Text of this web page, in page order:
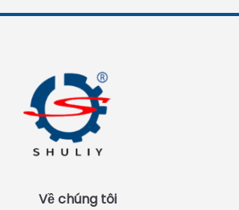
Về chúng tôi